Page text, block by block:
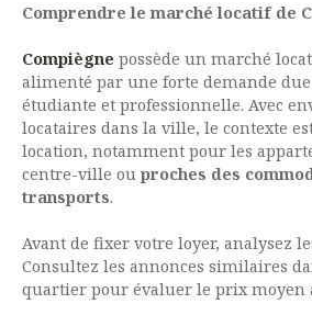
Comprendre le marché locatif de
Compiègne possède un marché
alimenté par une forte demande
étudiante et professionnelle. Avec
locataires dans la ville, le contexte
location, notamment pour les
centre-ville ou proches des
transports.
Avant de fixer votre loyer, analysez
Consultez les annonces similaires
quartier pour évaluer le prix moyen